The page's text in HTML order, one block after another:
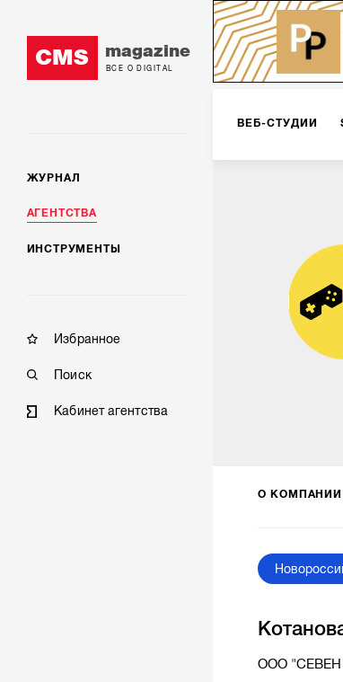
CMS magazine
ВСЕ О DIGITAL
ЖУРНАЛ
АГЕНТСТВА
ИНСТРУМЕНТЫ
Избранное
Поиск
Кабинет агентства
ВЕБ-СТУДИИ
РЕКЛАМА НА
КОНСАЛТИНГ
О КОМПАНИИ
ООО